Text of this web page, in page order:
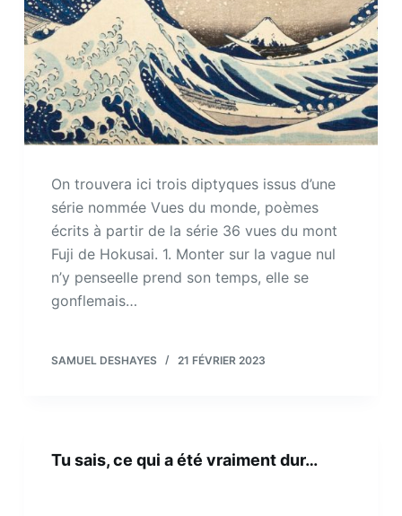
On trouvera ici trois diptyques issus d’une
série nommée Vues du monde, poèmes
écrits à partir de la série 36 vues du mont
Fuji de Hokusai. 1. Monter sur la vague nul
n’y penseelle prend son temps, elle se
gonflemais…
SAMUEL DESHAYES 21 FÉVRIER 2023
Tu sais, ce qui a été vraiment dur…